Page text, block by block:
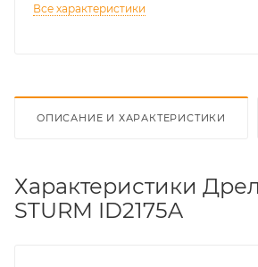
Все характеристики
ОПИСАНИЕ И ХАРАКТЕРИСТИКИ
Характеристики
STURM ID2175A